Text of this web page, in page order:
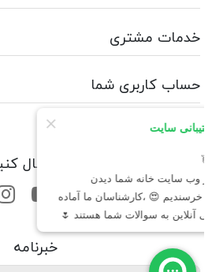
خدمات مشتری
حساب کاربری شما
ما را دنبال
RSSفیسبوک
خبرنامه